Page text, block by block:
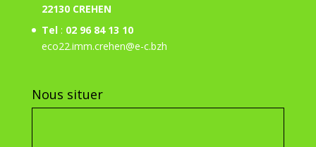
22130 CREHEN
Tel: 02 96 84 13 10
eco22.imm.crehen@e-c.bzh
Nous situer